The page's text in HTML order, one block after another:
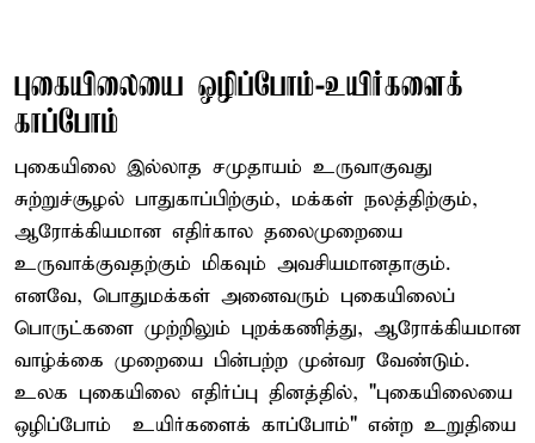
புகையிலையை ஒழிப்போம்-உயிர்களைக்
காப்போம்
புகையிலை இல்லாத சமுதாயம் உருவாகுவது
சுற்றுச்சூழல் பாதுகாப்பிற்கும், மக்கள் நலத்திற்கும்,
ஆரோக்கியமான எதிர்கால தலைமுறையை
உருவாக்குவதற்கும் மிகவும் அவசியமானதாகும்.
எனவே, பொதுமக்கள் அனைவரும் புகையிலைப்
பொருட்களை முற்றிலும் புறக்கணித்து, ஆரோக்கியமான
வாழ்க்கை முறையை பின்பற்ற முன்வர வேண்டும்.
உலக புகையிலை எதிர்ப்பு தினத்தில், "புகையிலையை
ஒழிப்போம் – உயிர்களைக் காப்போம்" என்ற உறுதியை